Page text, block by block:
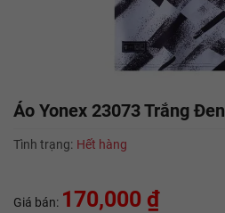
Áo Yonex 23073 Trắng Đen
Tình trạng: Hết hàng
Giá bán: 170,000 ₫